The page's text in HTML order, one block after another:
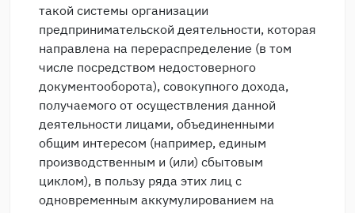
такой системы организации
предпринимательской деятельности, которая
направлена на перераспределение (в том
числе посредством недостоверного
документооборота), совокупного дохода,
получаемого от осуществления данной
деятельности лицами, объединенными
общим интересом (например, единым
производственным и (или) сбытовым
циклом), в пользу ряда этих лиц с
одновременным аккумулированием на